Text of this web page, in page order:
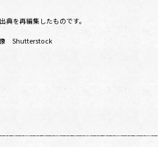
典を再編集したものです。
Shutterstock